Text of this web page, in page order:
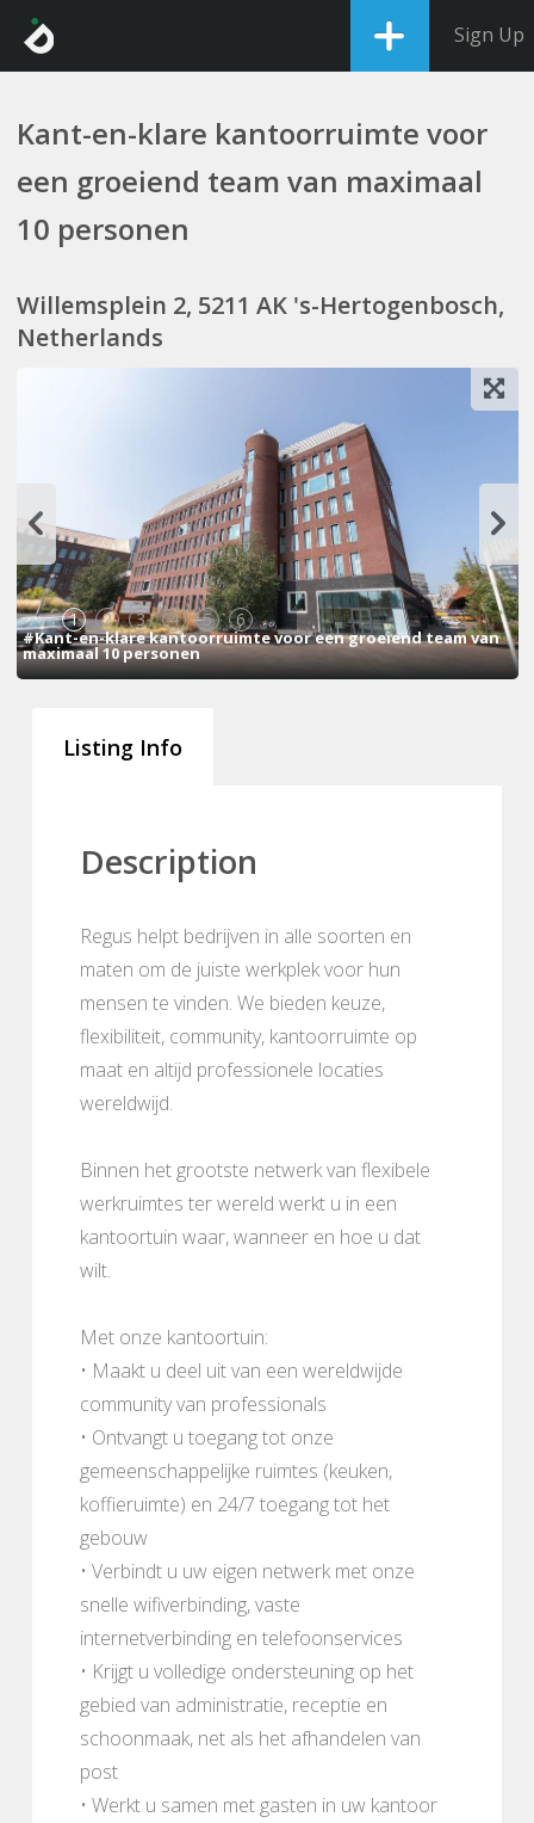
Sign Up
Kant-en-klare kantoorruimte voor
een groeiend team van maximaal
10 personen
Willemsplein 2, 5211 AK 's-Hertogenbosch,
Netherlands
1 2 3 4 5 6
#Kant-en-klare kantoorruimte voor een groeiend team van
maximaal 10 personen
Listing Info
Description
Regus helpt bedrijven in alle soorten en
maten om de juiste werkplek voor hun
mensen te vinden. We bieden keuze,
flexibiliteit, community, kantoorruimte op
maat en altijd professionele locaties
wereldwijd.
Binnen het grootste netwerk van flexibele
werkruimtes ter wereld werkt u in een
kantoortuin waar, wanneer en hoe u dat
wilt.
Met onze kantoortuin:
• Maakt u deel uit van een wereldwijde
community van professionals
• Ontvangt u toegang tot onze
gemeenschappelijke ruimtes (keuken,
koffieruimte) en 24/7 toegang tot het
gebouw
• Verbindt u uw eigen netwerk met onze
snelle wifiverbinding, vaste
internetverbinding en telefoonservices
• Krijgt u volledige ondersteuning op het
gebied van administratie, receptie en
schoonmaak, net als het afhandelen van
post
• Werkt u samen met gasten in uw kantoor